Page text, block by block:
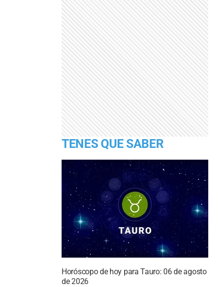
TENES QUE SABER
Horóscopo de hoy para Tauro: 06 de agosto
de 2026